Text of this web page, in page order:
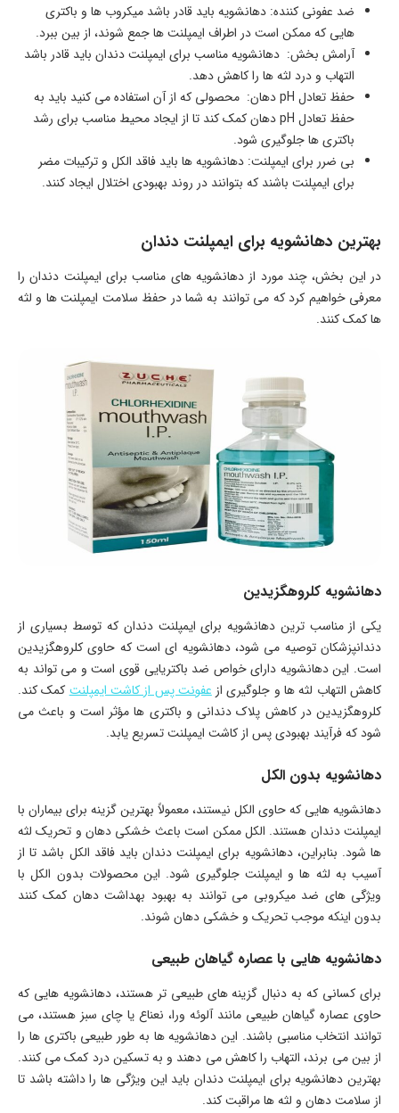
ضد عفونی کننده: دهانشویه باید قادر باشد میکروب ها و باکتری
هایی که ممکن است در اطراف ایمپلنت ها جمع شوند، از بین ببرد.
آرامش بخش: دهانشویه مناسب برای ایمپلنت دندان باید قادر باشد
التهاب و درد لثه ها را کاهش دهد.
حفظ تعادل pH دهان: محصولی که از آن استفاده می کنید باید به
حفظ تعادل pH دهان کمک کند تا از ایجاد محیط مناسب برای رشد
باکتری ها جلوگیری شود.
بی ضرر برای ایمپلنت: دهانشویه ها باید فاقد الکل و ترکیبات مضر
برای ایمپلنت باشند که بتوانند در روند بهبودی اختلال ایجاد کنند.
بهترین دهانشویه برای ایمپلنت دندان
در این بخش، چند مورد از دهانشویه های مناسب برای ایمپلنت دندان را
معرفی خواهیم کرد که می توانند به شما در حفظ سلامت ایمپلنت ها و لثه
ها کمک کنند.
دهانشویه کلروهگزیدین
یکی از مناسب ترین دهانشویه برای ایمپلنت دندان که توسط بسیاری از
دندانپزشکان توصیه می شود، دهانشویه ای است که حاوی کلروهگزیدین
است. این دهانشویه دارای خواص ضد باکتریایی قوی است و می تواند به
کاهش التهاب لثه ها و جلوگیری ازعفونت پس از کاشت ایمپلنتکمک کند.
کلروهگزیدین در کاهش پلاک دندانی و باکتری ها مؤثر است و باعث می
شود که فرآیند بهبودی پس از کاشت ایمپلنت تسریع یابد.
دهانشویه بدون الکل
دهانشویه هایی که حاوی الکل نیستند، معمولاً بهترین گزینه برای بیماران با
ایمپلنت دندان هستند. الکل ممکن است باعث خشکی دهان و تحریک لثه
ها شود. بنابراین، دهانشویه برای ایمپلنت دندان باید فاقد الکل باشد تا از
آسیب به لثه ها و ایمپلنت جلوگیری شود. این محصولات بدون الکل با
ویژگی های ضد میکروبی می توانند به بهبود بهداشت دهان کمک کنند
بدون اینکه موجب تحریک و خشکی دهان شوند.
دهانشویه هایی با عصاره گیاهان طبیعی
برای کسانی که به دنبال گزینه های طبیعی تر هستند، دهانشویه هایی که
حاوی عصاره گیاهان طبیعی مانند آلوئه ورا، نعناع یا چای سبز هستند، می
توانند انتخاب مناسبی باشند. این دهانشویه ها به طور طبیعی باکتری ها را
از بین می برند، التهاب را کاهش می دهند و به تسکین درد کمک می کنند.
بهترین دهانشویه برای ایمپلنت دندان باید این ویژگی ها را داشته باشد تا
از سلامت دهان و لثه ها مراقبت کند.